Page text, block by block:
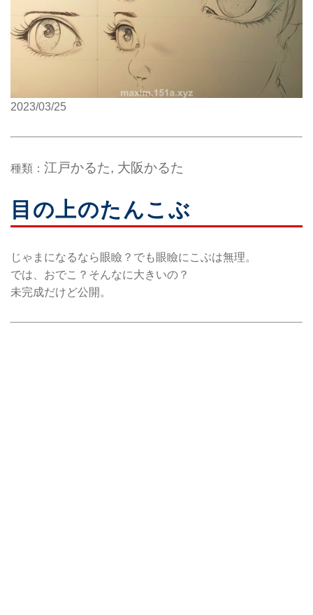
2023/03/25
種類： 江戸かるた, 大阪かるた
目の上のたんこぶ
じゃまになるなら眼瞼？でも眼瞼にこぶは無理。
では、おでこ？そんなに大きいの？
未完成だけど公開。